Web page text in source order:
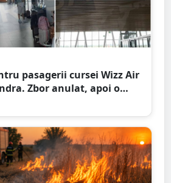
pasagerii cursei Wizz Air
Zbor anulat, apoi o
Fără explicații clare